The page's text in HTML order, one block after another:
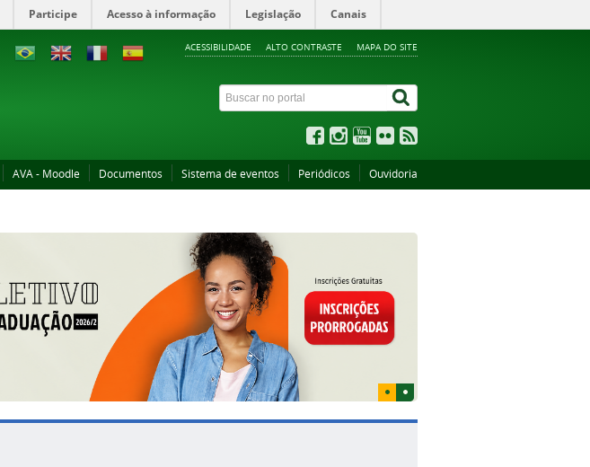
Participe Acesso à informação Legislação Canais
ACESSIBILIDADE ALTO CONTRASTE MAPA DO SITE
AVA - Moodle Documentos Sistema de eventos Periódicos Ouvidoria